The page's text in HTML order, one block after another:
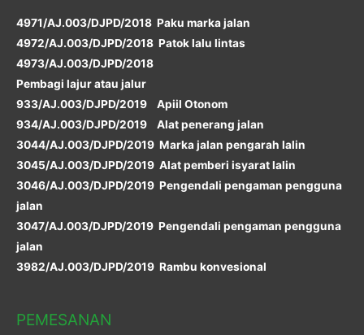
4971/AJ.003/DJPD/2018 Paku marka jalan
4972/AJ.003/DJPD/2018 Patok lalu lintas
4973/AJ.003/DJPD/2018
Pembagi lajur atau jalur
933/AJ.003/DJPD/2019 Apiil Otonom
934/AJ.003/DJPD/2019 Alat penerang jalan
3044/AJ.003/DJPD/2019 Marka jalan pengarah lalin
3045/AJ.003/DJPD/2019 Alat pemberi isyarat lalin
3046/AJ.003/DJPD/2019 Pengendali pengaman pengguna
jalan
3047/AJ.003/DJPD/2019 Pengendali pengaman pengguna
jalan
3982/AJ.003/DJPD/2019 Rambu konvesional
PEMESANAN